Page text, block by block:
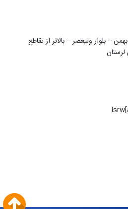
آدرس : خرم آباد – میدان 22 بهمن – بلوار ولیعصر – بالاتر از تقاطع